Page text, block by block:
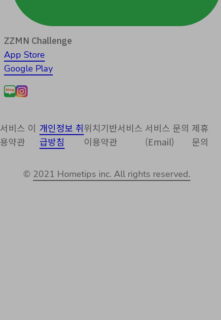
ZZMN Challenge
App Store
Google Play
서비스 이
용약관
개인정보 취
급방침
위치기반서비스
이용약관
서비스 문의
(Email)
제휴
문의
© 2021 Hometips inc. All rights reserved.